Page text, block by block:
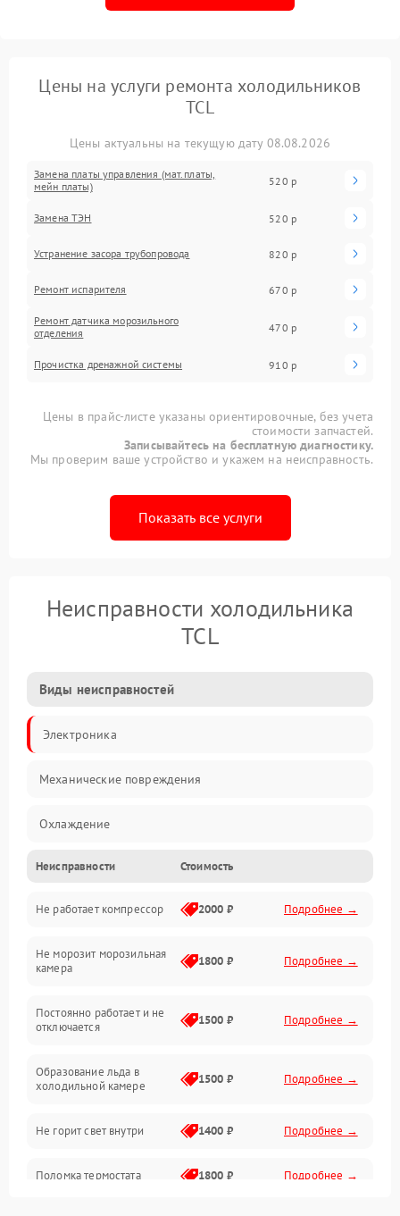
Цены на услуги ремонта холодильников
TCL
Цены актуальны на текущую дату 08.08.2026
Замена платы управления (мат.платы,
мейн платы)
520 р
Замена ТЭН 520 р
Устранение засора трубопровода 820 р
Ремонт испарителя 670 р
Ремонт датчика морозильного
отделения
470 р
Прочистка дренажной системы 910 р
Цены в прайс-листе указаны ориентировочные, без учета
стоимости запчастей.
Записывайтесь на бесплатную диагностику.
Мы проверим ваше устройство и укажем на неисправность.
Показать все услуги
Неисправности холодильника
TCL
Виды неисправностей
Электроника
Механические повреждения
Охлаждение
Механика
Электропитание
Дренаж
Неисправности Стоимость
Не работает компрессор 2000 ₽ Подробнее →
Не морозит морозильная
камера
1800 ₽ Подробнее →
Постоянно работает и не
отключается
1500 ₽ Подробнее →
Образование льда в
холодильной камере
1500 ₽ Подробнее →
Не горит свет внутри 1400 ₽ Подробнее →
Поломка термостата 1800 ₽ Подробнее →